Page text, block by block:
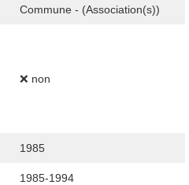
Commune - (Association(s))
❌ non
1985
1985-1994